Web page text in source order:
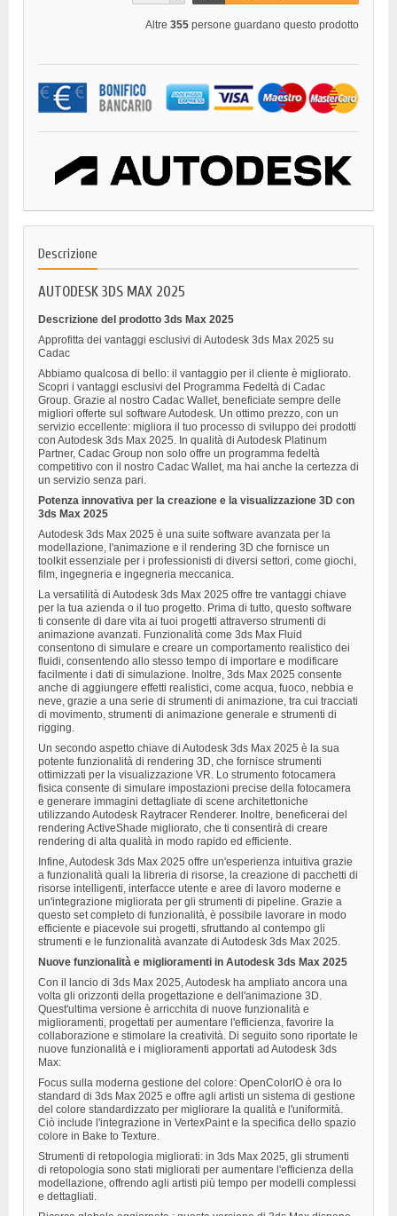
Altre 355 persone guardano questo prodotto
Descrizione
AUTODESK 3DS MAX 2025
Descrizione del prodotto 3ds Max 2025
Approfitta dei vantaggi esclusivi di Autodesk 3ds Max 2025 su
Cadac
Abbiamo qualcosa di bello: il vantaggio per il cliente è migliorato.
Scopri i vantaggi esclusivi del Programma Fedeltà di Cadac
Group. Grazie al nostro Cadac Wallet, beneficiate sempre delle
migliori offerte sul software Autodesk. Un ottimo prezzo, con un
servizio eccellente: migliora il tuo processo di sviluppo dei prodotti
con Autodesk 3ds Max 2025. In qualità di Autodesk Platinum
Partner, Cadac Group non solo offre un programma fedeltà
competitivo con il nostro Cadac Wallet, ma hai anche la certezza di
un servizio senza pari.
Potenza innovativa per la creazione e la visualizzazione 3D con
3ds Max 2025
Autodesk 3ds Max 2025 è una suite software avanzata per la
modellazione, l'animazione e il rendering 3D che fornisce un
toolkit essenziale per i professionisti di diversi settori, come giochi,
film, ingegneria e ingegneria meccanica.
La versatilità di Autodesk 3ds Max 2025 offre tre vantaggi chiave
per la tua azienda o il tuo progetto. Prima di tutto, questo software
ti consente di dare vita ai tuoi progetti attraverso strumenti di
animazione avanzati. Funzionalità come 3ds Max Fluid
consentono di simulare e creare un comportamento realistico dei
fluidi, consentendo allo stesso tempo di importare e modificare
facilmente i dati di simulazione. Inoltre, 3ds Max 2025 consente
anche di aggiungere effetti realistici, come acqua, fuoco, nebbia e
neve, grazie a una serie di strumenti di animazione, tra cui tracciati
di movimento, strumenti di animazione generale e strumenti di
rigging.
Un secondo aspetto chiave di Autodesk 3ds Max 2025 è la sua
potente funzionalità di rendering 3D, che fornisce strumenti
ottimizzati per la visualizzazione VR. Lo strumento fotocamera
fisica consente di simulare impostazioni precise della fotocamera
e generare immagini dettagliate di scene architettoniche
utilizzando Autodesk Raytracer Renderer. Inoltre, beneficerai del
rendering ActiveShade migliorato, che ti consentirà di creare
rendering di alta qualità in modo rapido ed efficiente.
Infine, Autodesk 3ds Max 2025 offre un'esperienza intuitiva grazie
a funzionalità quali la libreria di risorse, la creazione di pacchetti di
risorse intelligenti, interfacce utente e aree di lavoro moderne e
un'integrazione migliorata per gli strumenti di pipeline. Grazie a
questo set completo di funzionalità, è possibile lavorare in modo
efficiente e piacevole sui progetti, sfruttando al contempo gli
strumenti e le funzionalità avanzate di Autodesk 3ds Max 2025.
Nuove funzionalità e miglioramenti in Autodesk 3ds Max 2025
Con il lancio di 3ds Max 2025, Autodesk ha ampliato ancora una
volta gli orizzonti della progettazione e dell'animazione 3D.
Quest'ultima versione è arricchita di nuove funzionalità e
miglioramenti, progettati per aumentare l'efficienza, favorire la
collaborazione e stimolare la creatività. Di seguito sono riportate le
nuove funzionalità e i miglioramenti apportati ad Autodesk 3ds
Max:
Focus sulla moderna gestione del colore: OpenColorIO è ora lo
standard di 3ds Max 2025 e offre agli artisti un sistema di gestione
del colore standardizzato per migliorare la qualità e l'uniformità.
Ciò include l'integrazione in VertexPaint e la specifica dello spazio
colore in Bake to Texture.
Strumenti di retopologia migliorati: in 3ds Max 2025, gli strumenti
di retopologia sono stati migliorati per aumentare l'efficienza della
modellazione, offrendo agli artisti più tempo per modelli complessi
e dettagliati.